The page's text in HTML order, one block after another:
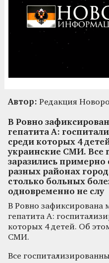
Автор: Редакция
В Ровно
гепатита А:
среди которых 4
украинские СМИ. Все
заразились
разных районах
столько больных
одновременно не слу
В Ровно зафиксирована
гепатита А:
которых 4 детей. Об
СМИ.
Все